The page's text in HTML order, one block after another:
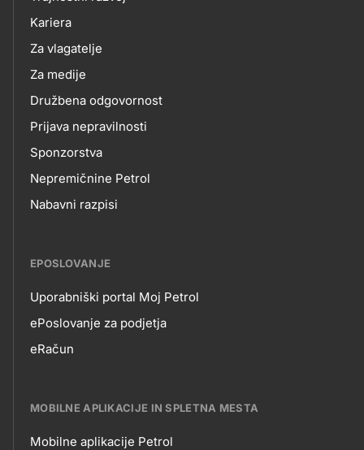
NAS
Kariera
Za vlagatelje
Za medije
Družbena odgovornost
Prijava nepravilnosti
Sponzorstva
Nepremičnine Petrol
Nabavni razpisi
EPOSLOVANJE
EPOSLOVANJE
Uporabniški portal Moj Petrol
ePoslovanje za podjetja
eRačun
MOBILNE APLIKACIJE IN SPLETNA MESTA
Mobilne aplikacije Petrol